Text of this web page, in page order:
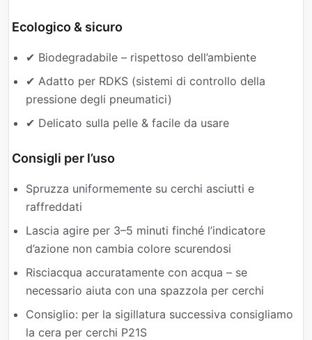
Ecologico & sicuro
✔ Biodegradabile – rispettoso dell’ambiente
✔ Adatto per RDKS (sistemi di controllo della
pressione degli pneumatici)
✔ Delicato sulla pelle & facile da usare
Consigli per l’uso
Spruzza uniformemente su cerchi asciutti e
raffreddati
Lascia agire per 3–5 minuti finché l’indicatore
d’azione non cambia colore scurendosi
Risciacqua accuratamente con acqua – se
necessario aiuta con una spazzola per cerchi
Consiglio: per la sigillatura successiva consigliamo
la cera per cerchi P21S